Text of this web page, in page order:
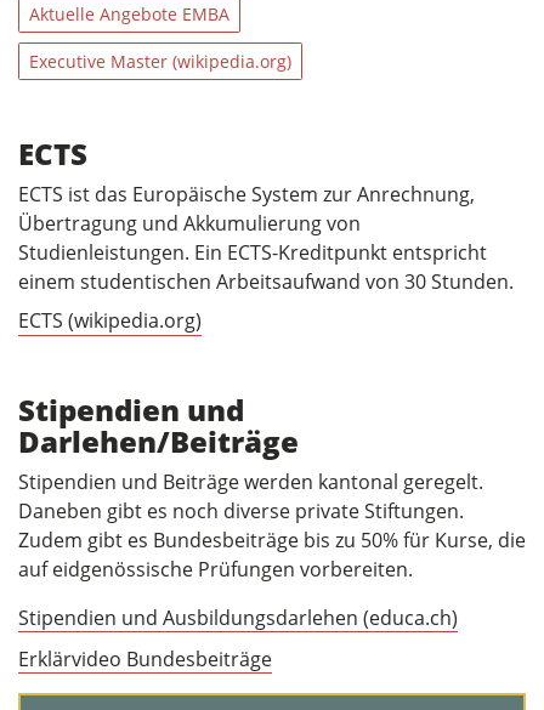
Aktuelle Angebote EMBA
Executive Master (wikipedia.org)
ECTS
ECTS ist das Europäische System zur Anrechnung,
Übertragung und Akkumulierung von
Studienleistungen. Ein ECTS-Kreditpunkt entspricht
einem studentischen Arbeitsaufwand von 30 Stunden.
ECTS (wikipedia.org)
Stipendien und
Darlehen/Beiträge
Stipendien und Beiträge werden kantonal geregelt.
Daneben gibt es noch diverse private Stiftungen.
Zudem gibt es Bundesbeiträge bis zu 50% für Kurse, die
auf eidgenössische Prüfungen vorbereiten.
Stipendien und Ausbildungsdarlehen (educa.ch)
Erklärvideo Bundesbeiträge